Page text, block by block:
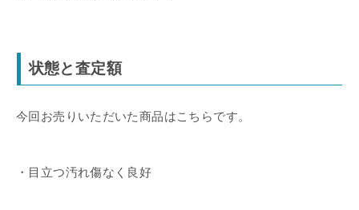
状態と査定額
今回お売りいただいた商品はこちらです。
・目立つ汚れ傷なく良好